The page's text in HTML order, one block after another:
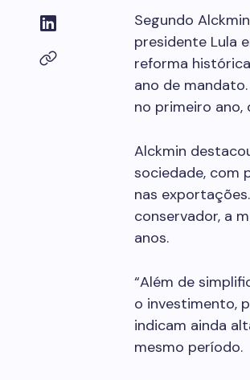
Segundo
presidente Lula
reforma
ano de
no primeiro ano,
Alckmin
sociedade, com
nas
conservador, a
anos.
“Além de
o investimento,
indicam ainda
mesmo período.